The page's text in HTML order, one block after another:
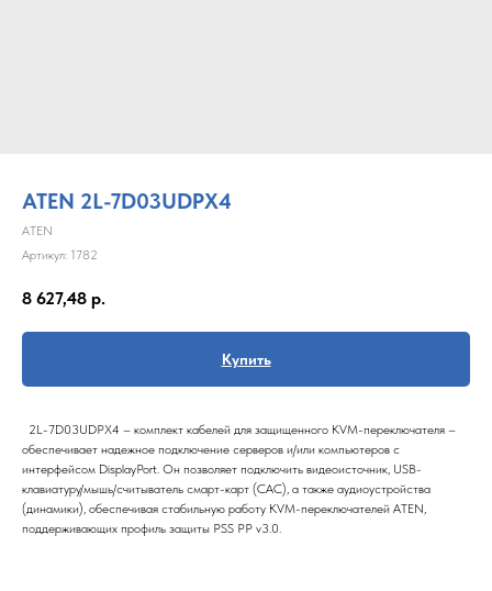
ATEN 2L-7D03UDPX4
ATEN
Артикул: 1782
8 627,48 р.
Купить
2L-7D03UDPX4 – комплект кабелей для защищенного KVM-переключателя –
обеспечивает надежное подключение серверов и/или компьютеров с
интерфейсом DisplayPort. Он позволяет подключить видеоисточник, USB-
клавиатуру/мышь/считыватель смарт-карт (CAC), а также аудиоустройства
(динамики), обеспечивая стабильную работу KVM-переключателей ATEN,
поддерживающих профиль защиты PSS PP v3.0.